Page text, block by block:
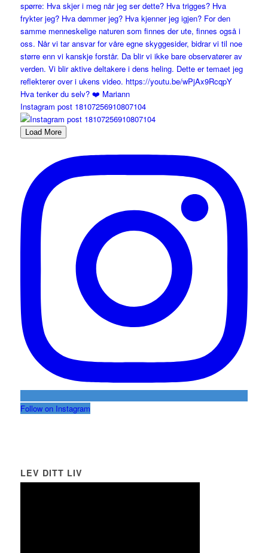
Instagram post 18107256910807104
Load More
Follow on Instagram
LEV DITT LIV